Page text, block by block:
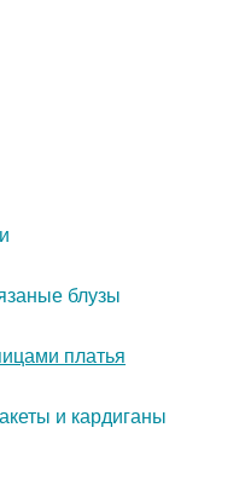
блузы
платья
и кардиганы